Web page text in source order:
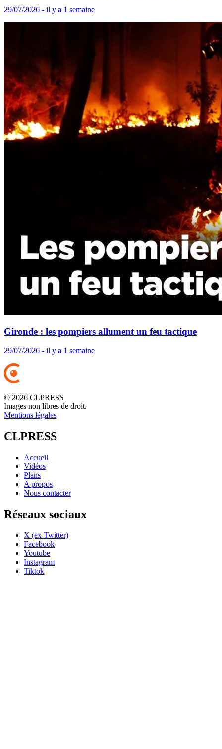
29/07/2026 - il y a 1 semaine
Gironde : les pompiers allument un feu tactique
29/07/2026 - il y a 1 semaine
© 2026 CLPRESS
Images non libres de droit.
Mentions légales
CLPRESS
Accueil
Vidéos
Plans
A propos
Nous contacter
Réseaux sociaux
X (ex Twitter)
Facebook
Youtube
Instagram
Tiktok